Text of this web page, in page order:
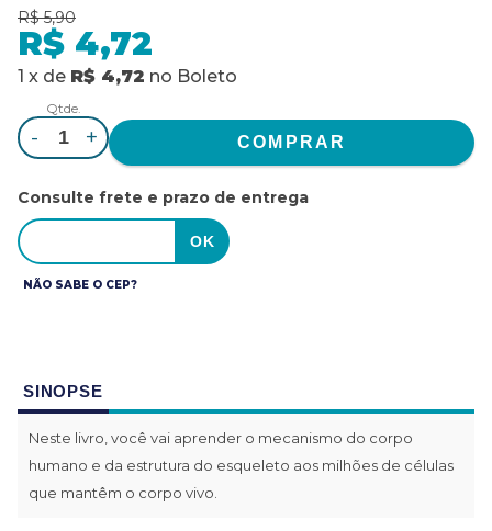
R$ 5,90
R$ 4,72
1 x de R$ 4,72 no Boleto
Qtde.
- +
Consulte frete e prazo de entrega
NÃO SABE O CEP?
SINOPSE
Neste livro, você vai aprender o mecanismo do corpo
humano e da estrutura do esqueleto aos milhões de células
que mantêm o corpo vivo.